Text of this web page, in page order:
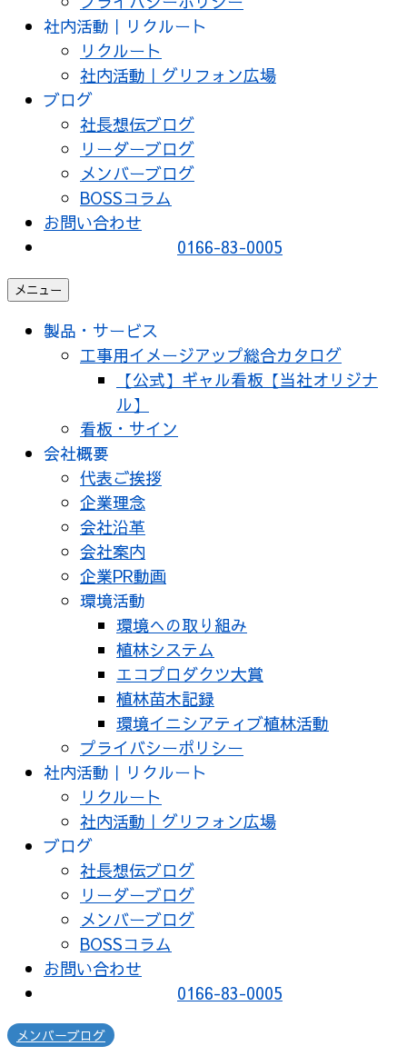
社内活動｜リクルート
リクルート
社内活動｜グリフォン広場
ブログ
社長想伝ブログ
リーダーブログ
メンバーブログ
BOSSコラム
お問い合わせ
0166-83-0005
メニュー
製品・サービス
工事用イメージアップ総合カタログ
【公式】ギャル看板【当社オリジナ
ル】
看板・サイン
会社概要
代表ご挨拶
企業理念
会社沿革
会社案内
企業PR動画
環境活動
環境への取り組み
植林システム
エコプロダクツ大賞
植林苗木記録
環境イニシアティブ植林活動
プライバシーポリシー
社内活動｜リクルート
リクルート
社内活動｜グリフォン広場
ブログ
社長想伝ブログ
リーダーブログ
メンバーブログ
BOSSコラム
お問い合わせ
0166-83-0005
メンバーブログ